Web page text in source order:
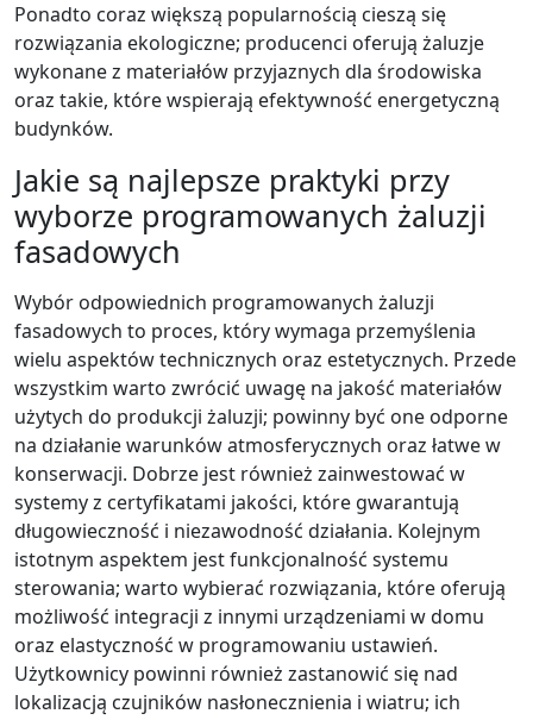
Ponadto coraz większą popularnością cieszą się
rozwiązania ekologiczne; producenci oferują żaluzje
wykonane z materiałów przyjaznych dla środowiska
oraz takie, które wspierają efektywność energetyczną
budynków.
Jakie są najlepsze praktyki przy
wyborze programowanych żaluzji
fasadowych
Wybór odpowiednich programowanych żaluzji
fasadowych to proces, który wymaga przemyślenia
wielu aspektów technicznych oraz estetycznych. Przede
wszystkim warto zwrócić uwagę na jakość materiałów
użytych do produkcji żaluzji; powinny być one odporne
na działanie warunków atmosferycznych oraz łatwe w
konserwacji. Dobrze jest również zainwestować w
systemy z certyfikatami jakości, które gwarantują
długowieczność i niezawodność działania. Kolejnym
istotnym aspektem jest funkcjonalność systemu
sterowania; warto wybierać rozwiązania, które oferują
możliwość integracji z innymi urządzeniami w domu
oraz elastyczność w programowaniu ustawień.
Użytkownicy powinni również zastanowić się nad
lokalizacją czujników nasłonecznienia i wiatru; ich